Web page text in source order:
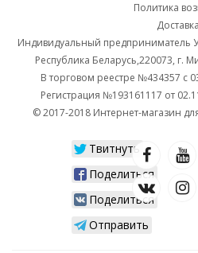
Политика
Доставка
Индивидуальный предприниматель
Республика Беларусь,220073, г.
В торговом реестре №434357 с
Регистрация №193161117 от
© 2017-2018 Интернет-магазин
Твитнуть
Поделиться
Поделиться
Отправить